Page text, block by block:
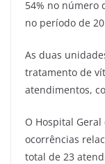
54% no número
no período de
As duas
tratamento de
atendimentos,
O Hospital
ocorrências
total de 23